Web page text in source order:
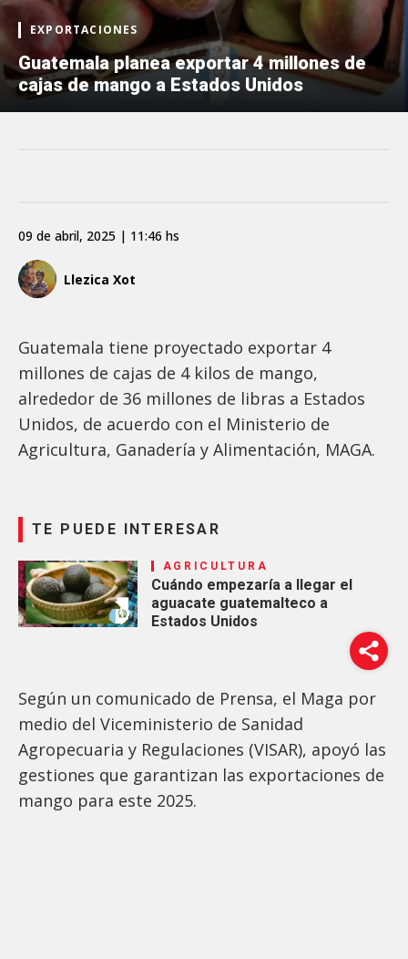
EXPORTACIONES
Guatemala planea exportar 4 millones de
cajas de mango a Estados Unidos
Llezica Xot
09 de abril, 2025 | 11:46 hs
Guatemala tiene proyectado exportar 4
millones de cajas de 4 kilos de mango,
alrededor de 36 millones de libras a Estados
Unidos, de acuerdo con el Ministerio de
Agricultura, Ganadería y Alimentación, MAGA.
TE PUEDE INTERESAR
AGRICULTURA
Cuándo empezaría a llegar el
aguacate guatemalteco a
Estados Unidos
Según un comunicado de Prensa, el Maga por
medio del Viceministerio de Sanidad
Agropecuaria y Regulaciones (VISAR), apoyó las
gestiones que garantizan las exportaciones de
mango para este 2025.